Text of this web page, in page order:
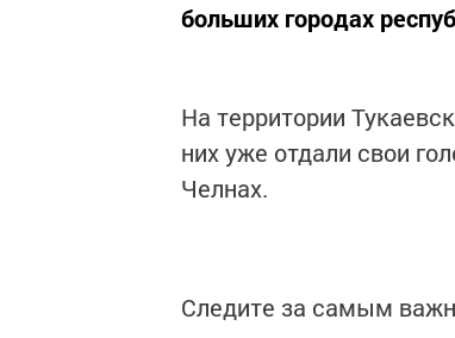
больших городах
На территории
них уже отдали свои
Челнах.
Следите за самым